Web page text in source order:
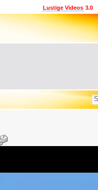
Lustige Videos 3.0